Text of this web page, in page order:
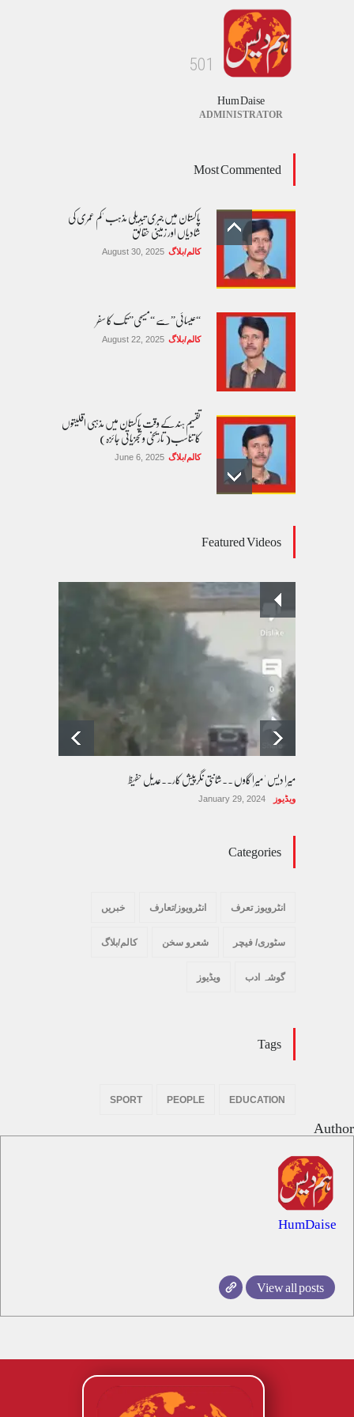
1
0
5
Hum Daise
ADMINISTRATOR
Most Commented
پاکستان میں جبری تبدیلی مذہب 'کم عمری کی
شادیاں اور زمینی حقائق
کالم/بلاگ August 30, 2025
“عیسائی” سے “مسیحی” تک کا سفر
کالم/بلاگ August 22, 2025
تقسیم ہند کے وقت پاکستان میں مذہبی اقلیتوں
کا تناسب( تاریخی و تجزیاتی جائزہ)
کالم/بلاگ June 6, 2025
پسند کی شادیوں کا بڑھتا ہوا رجحان اور راولپنڈی
کی یوسیز میں اندارج پر پابندی ایک نیا تنازعہ
October 14, 2025
Featured Videos
میرا دیس ' میرا گاوں ۔۔شانتی نگرپیش کار۔۔عدیل حفیظ
ویڈیوز January 29, 2024
Categories
انٹرویوز تعرف انٹرویوز/تعارف خبریں
سٹوری/ فیچر شعرو سخن کالم/بلاگ
گوشہ ادب ویڈیوز
Tags
EDUCATION
PEOPLE
SPORT
Author
HumDaise
View all posts